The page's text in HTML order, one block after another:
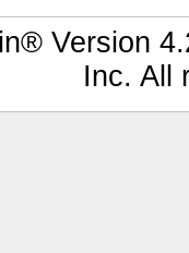
Version
Inc. All